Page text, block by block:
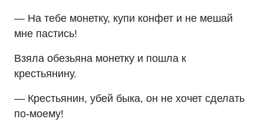
— На тебе монетку, купи конфет и не мешай
мне пастись!
Взяла обезьяна монетку и пошла к
крестьянину.
— Крестьянин, убей быка, он не хочет сделать
по-моему!